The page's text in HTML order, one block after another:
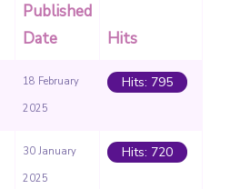
Published
Date
Hits
18 February
2025
Hits: 795
30 January
2025
Hits: 720